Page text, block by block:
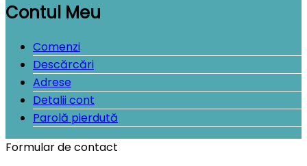
Contul Meu
Comenzi
Descărcări
Adrese
Detalii cont
Parolă pierdută
Formular de contact